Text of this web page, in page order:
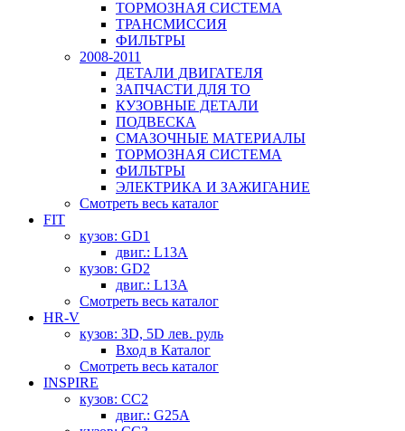
ТОРМОЗНАЯ СИСТЕМА
ТРАНСМИССИЯ
ФИЛЬТРЫ
2008-2011
ДЕТАЛИ ДВИГАТЕЛЯ
ЗАПЧАСТИ ДЛЯ ТО
КУЗОВНЫЕ ДЕТАЛИ
ПОДВЕСКА
СМАЗОЧНЫЕ МАТЕРИАЛЫ
ТОРМОЗНАЯ СИСТЕМА
ФИЛЬТРЫ
ЭЛЕКТРИКА И ЗАЖИГАНИЕ
Смотреть весь каталог
FIT
кузов: GD1
двиг.: L13A
кузов: GD2
двиг.: L13A
Смотреть весь каталог
HR-V
кузов: 3D, 5D лев. руль
Вход в Каталог
Смотреть весь каталог
INSPIRE
кузов: CC2
двиг.: G25A